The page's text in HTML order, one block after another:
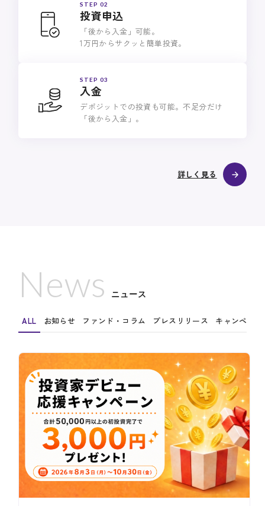
詳しく見る
STEP 02
投資申込
「後から入金」可能。
1万円からサクッと簡単投資。
STEP 03
入金
デポジットでの投資も可能。不足分だけ
「後から入金」。
News ニュース
ALL お知らせ ファンド・コラム プレスリリース キャンペーン